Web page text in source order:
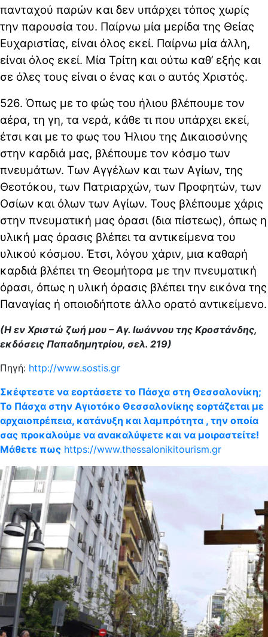
πανταχού παρών και δεν υπάρχει τόπος χωρίς
την παρουσία του. Παίρνω μία μερίδα της Θείας
Ευχαριστίας, είναι όλος εκεί. Παίρνω μία άλλη,
είναι όλος εκεί. Μία Τρίτη και ούτω καθ’ εξής και
σε όλες τους είναι ο ένας και ο αυτός Χριστός.
526. Όπως με το φώς του ήλιου βλέπουμε τον
αέρα, τη γη, τα νερά, κάθε τι που υπάρχει εκεί,
έτσι και με το φως του Ήλιου της Δικαιοσύνης
στην καρδιά μας, βλέπουμε τον κόσμο των
πνευμάτων. Των Αγγέλων και των Αγίων, της
Θεοτόκου, των Πατριαρχών, των Προφητών, των
Οσίων και όλων των Αγίων. Τους βλέπουμε χάρις
στην πνευματική μας όρασι (δια πίστεως), όπως η
υλική μας όρασις βλέπει τα αντικείμενα του
υλικού κόσμου. Έτσι, λόγου χάριν, μια καθαρή
καρδιά βλέπει τη Θεομήτορα με την πνευματική
όρασι, όπως η υλική όρασις βλέπει την εικόνα της
Παναγίας ή οποιοδήποτε άλλο ορατό αντικείμενο.
(Η εν Χριστώ ζωή μου – Αγ. Ιωάννου της Κροστάνδης,
εκδόσεις Παπαδημητρίου, σελ. 219)
Πηγή: http://www.sostis.gr
Σκέφτεστε να εορτάσετε το Πάσχα στη Θεσσαλονίκη;
Το Πάσχα στην Αγιοτόκο Θεσσαλονίκης εορτάζεται με
αρχαιοπρέπεια, κατάνυξη και λαμπρότητα , την οποία
σας προκαλούμε να ανακαλύψετε και να μοιραστείτε!
Μάθετε πως https://www.thessalonikitourism.gr